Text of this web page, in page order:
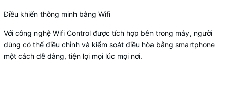
Điều khiển thông minh bằng Wifi
Với công nghệ Wifi Control được tích hợp bên trong máy, người
dùng có thể điều chỉnh và kiểm soát điều hòa bằng smartphone
một cách dễ dàng, tiện lợi mọi lúc mọi nơi.